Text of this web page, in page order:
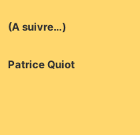
(A suivre…)
Patrice Quiot